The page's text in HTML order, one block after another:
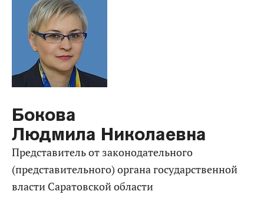
Бокова
Людмила Николаевна
представитель от законодательного
(представительного) органа государственной
власти Саратовской области